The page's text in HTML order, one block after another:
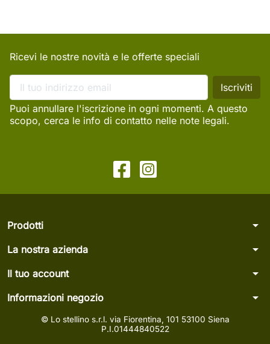
Ricevi le nostre novità e le offerte speciali
Puoi annullare l'iscrizione in ogni momenti. A questo
scopo, cerca le info di contatto nelle note legali.
Prodotti arrow_drop_down
La nostra azienda arrow_drop_down
Il tuo account arrow_drop_down
Informazioni negozio arrow_drop_down
© Lo stellino s.r.l. via Fiorentina, 101 53100 Siena
P.I.01444840522